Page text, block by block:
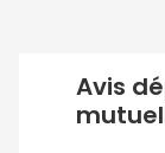
Avis